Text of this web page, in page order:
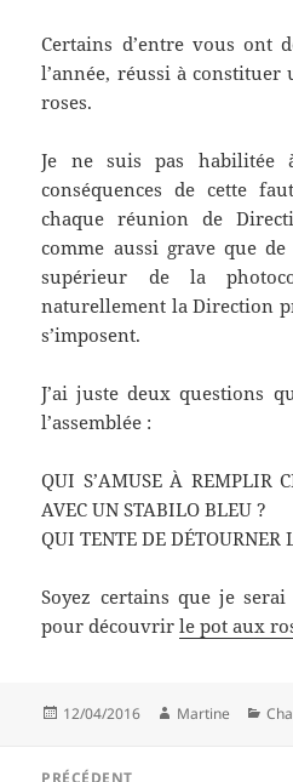
Certains d’entre vous ont
l’année, réussi à
roses.
Je ne suis pas habilitée
conséquences de cette
chaque réunion de
comme aussi grave que
supérieur de la
naturellement la Direction
s’imposent.
J’ai juste deux questions
l’assemblée :
QUI S’AMUSE À REMPLIR
AVEC UN STABILO BLEU ?
QUI TENTE DE DÉTOURNER
Soyez certains que je
pour découvrirle pot aux
Publié
12/04/2016 Auteur
Martine